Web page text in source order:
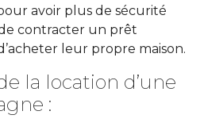
avoir plus de sécurité
contracter un prêt
leur propre maison.
la location d’une
: